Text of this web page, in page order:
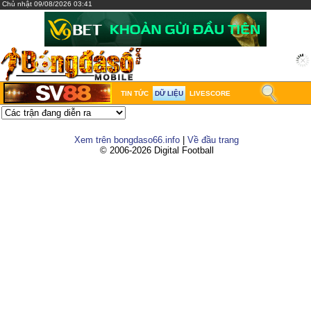
Chủ nhật 09/08/2026 03:41
TIN TỨC DỮ LIỆU LIVESCORE
Xem trên bongdaso66.info
Về đầu trang
© 2006-2026 Digital Football